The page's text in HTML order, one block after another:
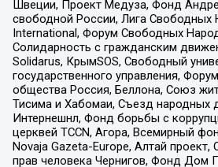
Швеции, Проект Медуза, Фонд
свободной России, Лига Свободных
International, Форум Свободных
Солидарность с гражданским
Solidarus, КрымSOS, Свободный
государственного управления,
общества Россия, Беллона, Союз
Тисима и Хабомаи, Съезд народных
Интернешнл, Фонд борьбы с
церквей TCCN, Агора, Всемирный
Novaja Gazeta-Europe, Алтай
прав человека Чернигов, Фонд Дом